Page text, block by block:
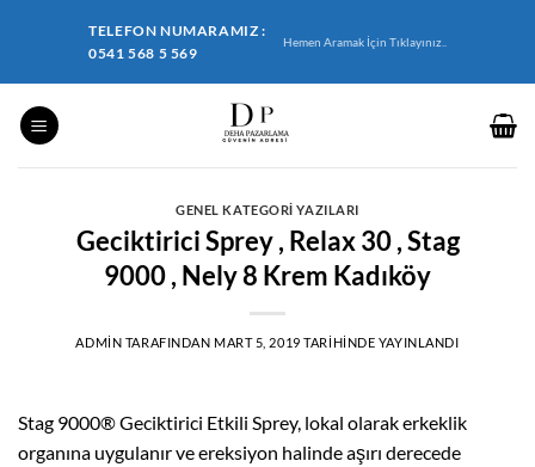
TELEFON NUMARAMIZ :
0541 568 5 569
Hemen Aramak İçin Tıklayınız..
GENEL KATEGORI YAZILARI
Geciktirici Sprey , Relax 30 , Stag
9000 , Nely 8 Krem Kadıköy
ADMIN TARAFINDAN MART 5, 2019 TARIHINDE YAYINLANDI
Stag 9000® Geciktirici Etkili Sprey, lokal olarak erkeklik
organına uygulanır ve ereksiyon halinde aşırı derecede